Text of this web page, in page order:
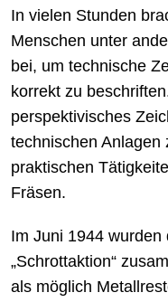
In vielen Stunden
Menschen unter
bei, um technische
korrekt zu
perspektivisches
technischen Anlagen
praktischen
Fräsen.
Im Juni 1944
„Schrottaktion“
als möglich